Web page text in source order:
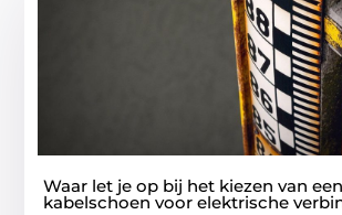
Waar let je op bij het kiezen van een
kabelschoen voor elektrische